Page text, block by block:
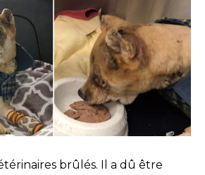
brûlés. Il a dû être